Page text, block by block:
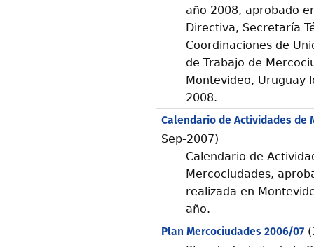
año 2008, aprobado
Directiva, Secretaría
Coordinaciones de
de Trabajo de
Montevideo, Uruguay
2008.
Calendario de Actividades de
Sep-2007)
Calendario de
Mercociudades,
realizada en
año.
Plan Mercociudades 2006/07